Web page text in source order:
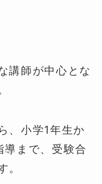
講師が中心とな
、小学1年生か
導まで、受験合
。